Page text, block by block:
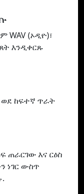
WAV (ኦዲዮ)፣
እንዲቀርጹ
ከፍተኛ ጥራት
ጠራርገው እና ርዕስ
ነገር ውስጥ